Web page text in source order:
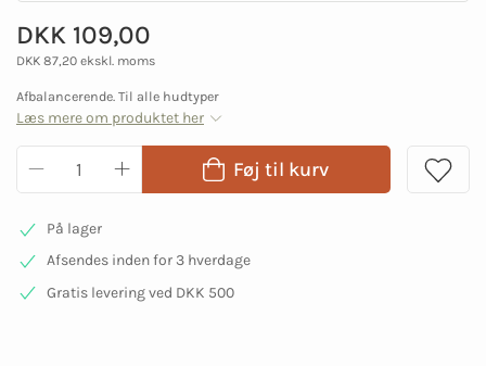
DKK 109,00
DKK 87,20 ekskl. moms
Afbalancerende. Til alle hudtyper
Læs mere om produktet her
Føj til kurv
På lager
Afsendes inden for 3 hverdage
Gratis levering ved DKK 500